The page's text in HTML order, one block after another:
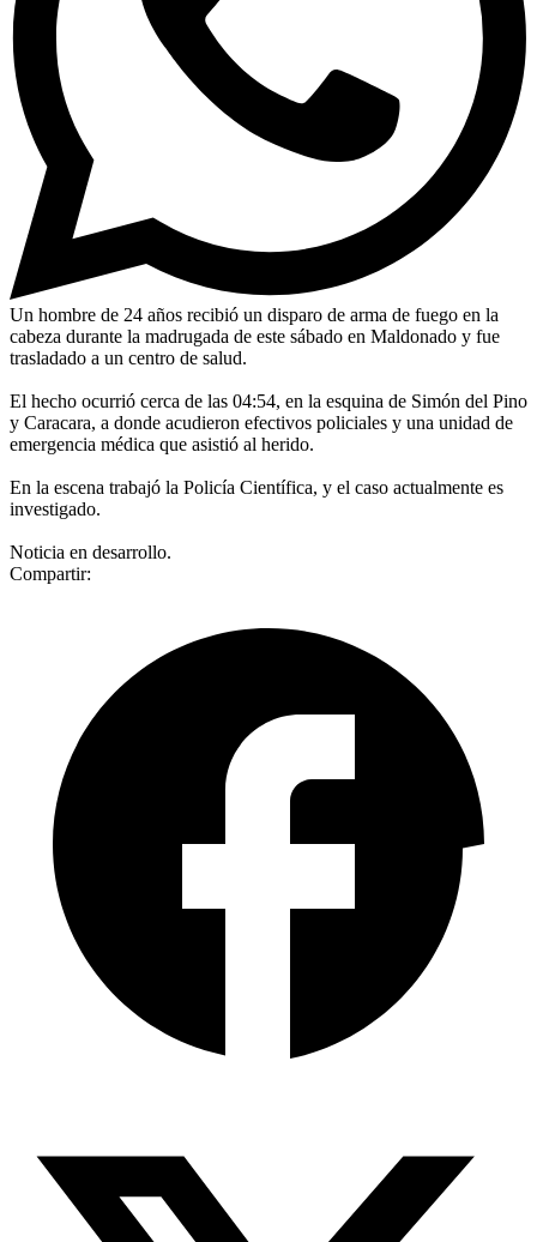
Un hombre de 24 años recibió un disparo de arma de fuego en la
cabeza durante la madrugada de este sábado en Maldonado y fue
trasladado a un centro de salud.
El hecho ocurrió cerca de las 04:54, en la esquina de Simón del Pino
y Caracara, a donde acudieron efectivos policiales y una unidad de
emergencia médica que asistió al herido.
En la escena trabajó la Policía Científica, y el caso actualmente es
investigado.
Noticia en desarrollo.
Compartir: